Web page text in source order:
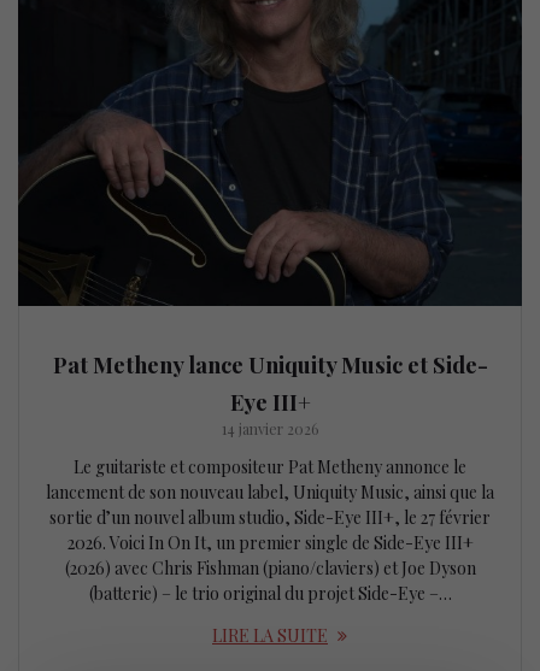
Pat Metheny lance Uniquity Music et Side-
Eye III+
14 janvier 2026
Le guitariste et compositeur Pat Metheny annonce le
lancement de son nouveau label, Uniquity Music, ainsi que la
sortie d’un nouvel album studio, Side-Eye III+, le 27 février
2026. Voici In On It, un premier single de Side-Eye III+
(2026) avec Chris Fishman (piano/claviers) et Joe Dyson
(batterie) – le trio original du projet Side-Eye –…
LIRE LA SUITE